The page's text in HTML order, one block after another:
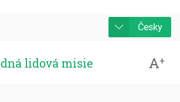
Česky
lidová misie A+